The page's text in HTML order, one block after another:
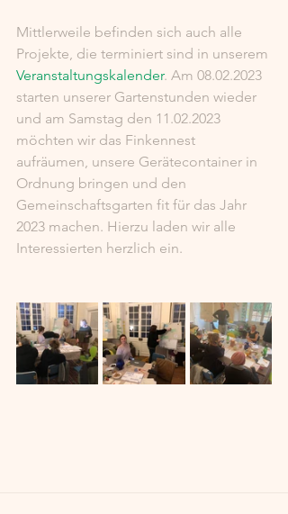
Mittlerweile befinden sich auch alle
Projekte, die terminiert sind in unserem
Veranstaltungskalender. Am 08.02.2023
starten unserer Gartenstunden wieder
und am Samstag den 11.02.2023
möchten wir das Finkennest
aufräumen, unsere Gerätecontainer in
Ordnung bringen und den
Gemeinschaftsgarten fit für das Jahr
2023 machen. Hierzu laden wir alle
Interessierten herzlich ein.